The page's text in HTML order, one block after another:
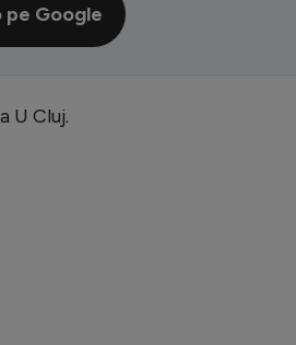
Google
U Cluj.